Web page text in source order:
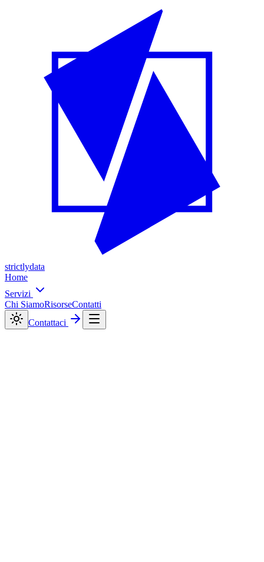
strictlydata
Home
Servizi
Chi SiamoRisorseContatti
Contattaci